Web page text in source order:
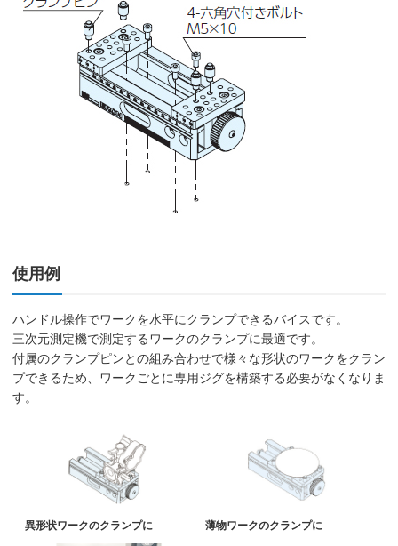
使用例
ハンドル操作でワークを水平にクランプできるバイスです。
三次元測定機で測定するワークのクランプに最適です。
付属のクランプピンとの組み合わせで様々な形状のワークをクラン
プできるため、ワークごとに専用ジグを構築する必要がなくなりま
す。
異形状ワークのクランプに 薄物ワークのクランプに